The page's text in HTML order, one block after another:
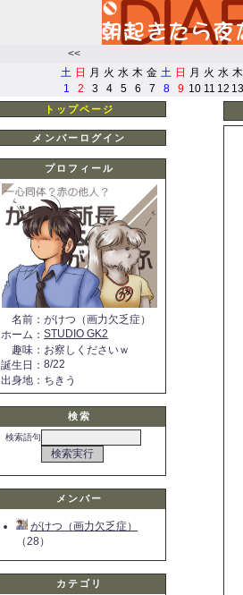
<<
土 日 月 火 水 木 金 土 日 月 火 水 木
1
2 3 4 5 6 7 8 9 10 11 12 13
トップページ
メンバーログイン
プロフィール
名前 ： がけつ（画力欠乏症）
ホーム ： STUDIO GK2
趣味 ： お察しくださいｗ
誕生日 ： 8/22
出身地 ： ちきう
検索
検索語句
メンバー
がけつ（画力欠乏症）
（28）
カテゴリ